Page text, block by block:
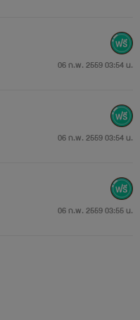
และสามารถสั่งเล่มจริงได้ที่
วันก็ได้เล่มมานอนกอด
06 ก.พ. 2559 03:54 น.
06 ก.พ. 2559 03:54 น.
06 ก.พ. 2559 03:55 น.